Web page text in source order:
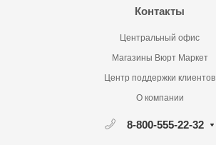
Контакты
Центральный офис
Магазины Вюрт Маркет
Центр поддержки клиентов
О компании
8-800-555-22-32